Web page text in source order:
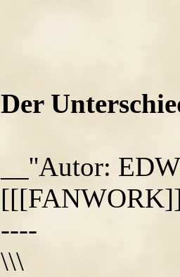
Der
__''Autor:
----
\\\